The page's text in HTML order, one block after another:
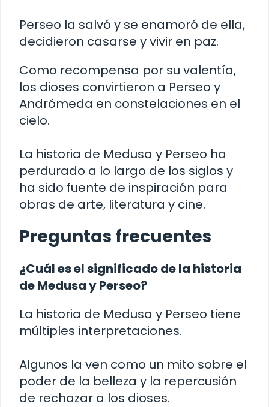
Perseo la salvó y se enamoró de ella,
decidieron casarse y vivir en paz.
Como recompensa por su valentía,
los dioses convirtieron a Perseo y
Andrómeda en constelaciones en el
cielo.
La historia de Medusa y Perseo ha
perdurado a lo largo de los siglos y
ha sido fuente de inspiración para
obras de arte, literatura y cine.
Preguntas frecuentes
¿Cuál es el significado de la historia
de Medusa y Perseo?
La historia de Medusa y Perseo tiene
múltiples interpretaciones.
Algunos la ven como un mito sobre el
poder de la belleza y la repercusión
de rechazar a los dioses.